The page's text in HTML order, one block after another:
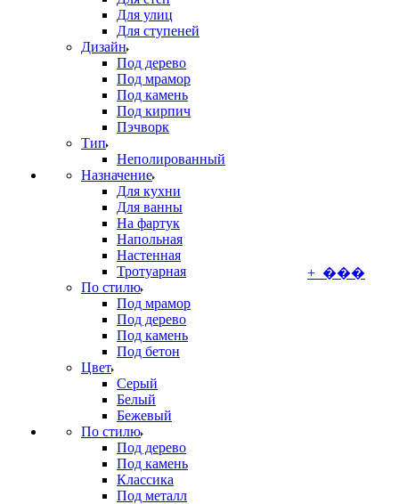
Для улиц
Для ступеней
Дизайн
Под дерево
Под мрамор
Под камень
Под кирпич
Пэчворк
Тип
Неполированный
Назначение
Для кухни
Для ванны
На фартук
Напольная
Настенная
Тротуарная
По стилю
Под мрамор
Под дерево
Под камень
Под бетон
Цвет
Серый
Белый
Бежевый
По стилю
Под дерево
Под камень
Классика
Под металл
+ ���